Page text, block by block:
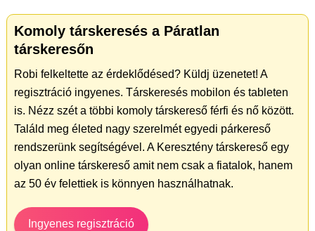
Komoly társkeresés a Páratlan
társkeresőn
Robi felkeltette az érdeklődésed? Küldj üzenetet! A
regisztráció ingyenes. Társkeresés mobilon és tableten
is. Nézz szét a többi komoly társkereső férfi és nő között.
Találd meg életed nagy szerelmét egyedi párkereső
rendszerünk segítségével. A Keresztény társkereső egy
olyan online társkereső amit nem csak a fiatalok, hanem
az 50 év felettiek is könnyen használhatnak.
Ingyenes regisztráció